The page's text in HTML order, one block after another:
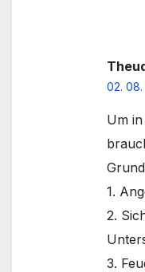
02. 08.
Um
1.
2.
3.